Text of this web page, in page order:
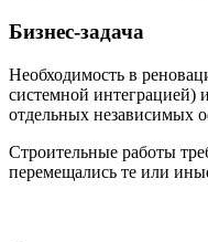
Бизнес-задача
Необходимость в
системной интеграцией)
отдельных независимых
Строительные работы
перемещались те или